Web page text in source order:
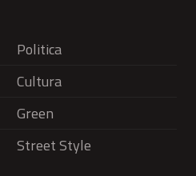
Politica
Cultura
Green
Street Style